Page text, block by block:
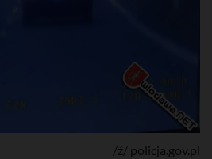
/ź/ policja.gov.pl